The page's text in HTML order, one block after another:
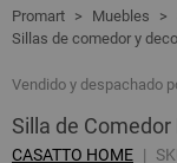
Muebles
Sillas de comedor y
Vendido y despachado
Silla de Comedor
CASATTO HOME